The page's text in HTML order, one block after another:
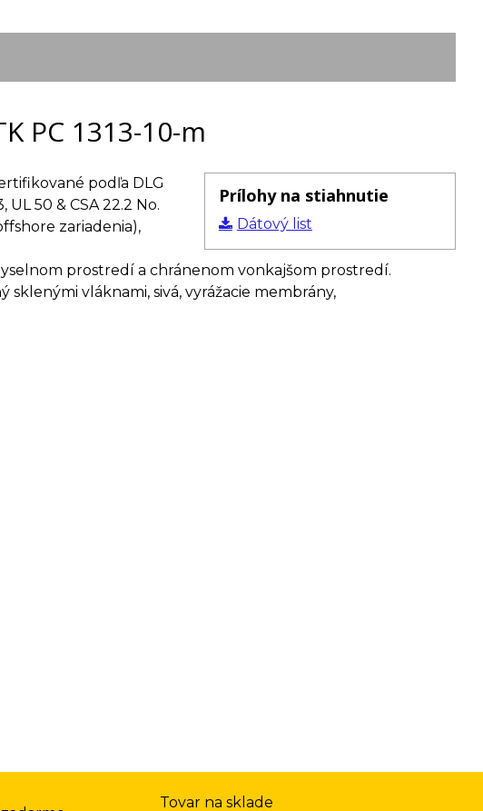
PC 1313-10-m
Prílohy na stiahnutie
Dátový list
podľa DLG
UL 50 & CSA 22.2 No.
zariadenia),
prostredí a chránenom vonkajšom prostredí.
sklenými vláknami, sivá, vyrážacie membrány,
Tovar na sklade